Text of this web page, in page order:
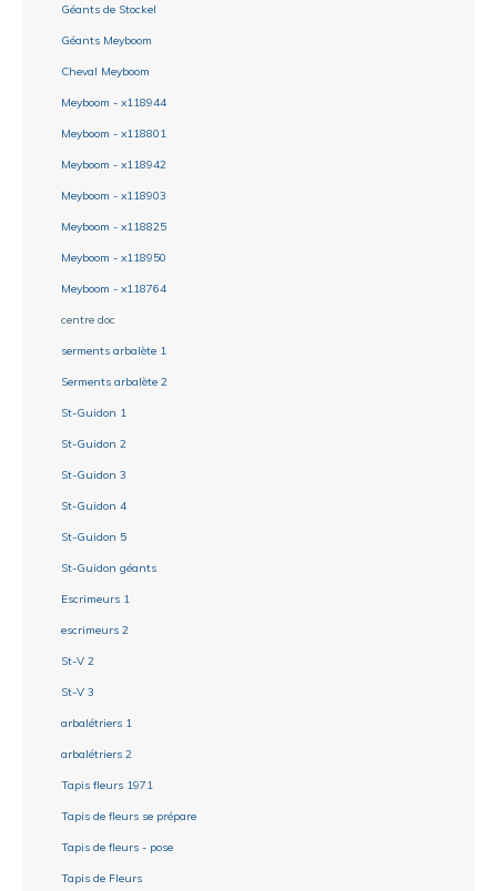
Géants de Stockel
Géants Meyboom
Cheval Meyboom
Meyboom - x118944
Meyboom - x118801
Meyboom - x118942
Meyboom - x118903
Meyboom - x118825
Meyboom - x118950
Meyboom - x118764
centre doc
serments arbalète 1
Serments arbalète 2
St-Guidon 1
St-Guidon 2
St-Guidon 3
St-Guidon 4
St-Guidon 5
St-Guidon géants
Escrimeurs 1
escrimeurs 2
St-V 2
St-V 3
arbalétriers 1
arbalétriers 2
Tapis fleurs 1971
Tapis de fleurs se prépare
Tapis de fleurs - pose
Tapis de Fleurs